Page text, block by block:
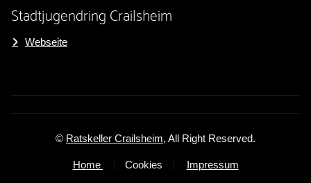
Stadtjugendring Crailsheim
Webseite
© Ratskeller Crailsheim, All Right Reserved.
Home Cookies Impressum